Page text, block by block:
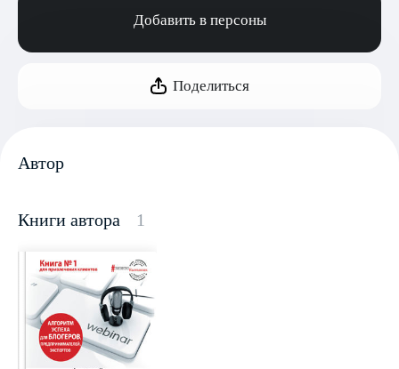
Добавить в персоны
Поделиться
Автор
Книги автора 1